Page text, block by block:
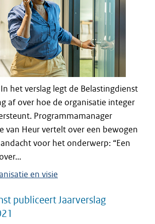
In het verslag legt de Belastingdienst
af over hoe de organisatie integer
Programmamanager
van Heur vertelt over een bewogen
voor het onderwerp: “Een
en visie
publiceert Jaarverslag